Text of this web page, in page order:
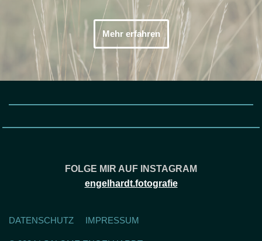
Mehr erfahren
FOLGE MIR AUF INSTAGRAM
engelhardt.fotografie
DATENSCHUTZ IMPRESSUM